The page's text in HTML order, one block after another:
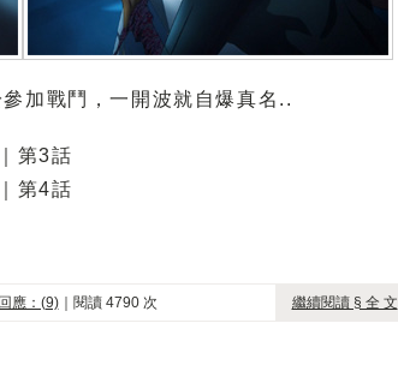
加戰鬥，一開波就自爆真名..
第3話
第4話
回應：(9)｜閱讀 4790 次 繼續閱讀 § 全 文